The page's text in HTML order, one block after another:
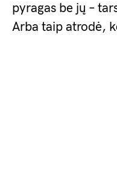
pyragas be jų –
Arba taip atrodė,